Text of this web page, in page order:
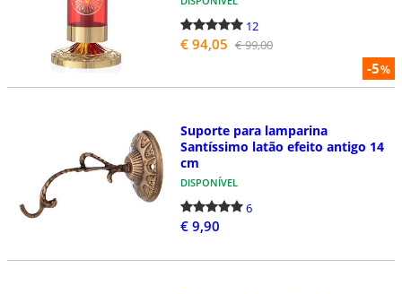
-5%
12
€ 94,05 € 99,00
Suporte para lamparina
Santíssimo latão efeito antigo 14
cm
DISPONÍVEL
6
€ 9,90